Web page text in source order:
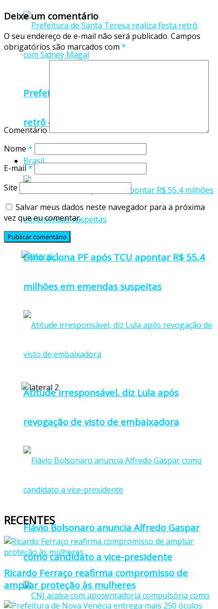
Prefeitura de Santa Teresa realiza festa
retrô com Sidney Magal
Brasil
Dino aciona PF após TCU apontar R$ 55,4
milhões em emendas suspeitas
Atitude irresponsável, diz Lula após
revogação de visto de embaixadora
Flávio Bolsonaro anuncia Alfredo Gaspar
como candidato a vice-presidente
Deixe um comentário
O seu endereço de e-mail não será publicado. Campos
obrigatórios são marcados com *
Comentário
Nome *
E-mail*
Site
Salvar meus dados neste navegador para a próxima
vez que eu comentar.
RECENTES
Ricardo Ferraço reafirma compromisso de
ampliar proteção às mulheres